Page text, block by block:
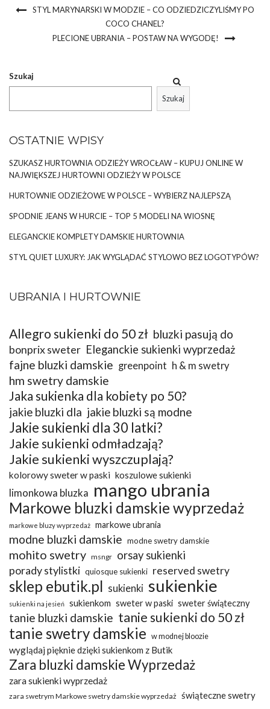
STYL MARYNARSKI W MODZIE – CO ODZIEDZICZYLIŚMY PO
COCO CHANEL?
PLECIONE UBRANIA – POSTAW NA WYGODĘ!
Szukaj
Szukaj
OSTATNIE WPISY
SZUKASZ HURTOWNIA ODZIEŻY WROCŁAW – KUPUJ ONLINE W
NAJWIĘKSZEJ HURTOWNI ODZIEŻY W POLSCE
HURTOWNIE ODZIEŻOWE W POLSCE – WYBIERZ NAJLEPSZĄ
SPODNIE JEANS W HURCIE – TOP 5 MODELI NA WIOSNĘ
ELEGANCKIE KOMPLETY DAMSKIE HURTOWNIA
STYL QUIET LUXURY: JAK WYGLĄDAĆ STYLOWO BEZ LOGOTYPÓW?
UBRANIA I HURTOWNIE
Allegro sukienki do 50 zł bluzki pasują do
bonprix sweter Eleganckie sukienki wyprzedaż
fajne bluzki damskie greenpoint h & m swetry
hm swetry damskie
Jaka sukienka dla kobiety po 50?
jakie bluzki dla jakie bluzki są modne
Jakie sukienki dla 30 latki?
Jakie sukienki odmładzają?
Jakie sukienki wyszczuplają?
kolorowy sweter w paski koszulowe sukienki
limonkowa bluzka mango ubrania
Markowe bluzki damskie wyprzedaż
markowe bluzy wyprzedaż markowe ubrania
modne bluzki damskie modne swetry damskie
mohito swetry msngr orsay sukienki
porady stylistki quiosque sukienki reserved swetry
sklep ebutik.pl sukienki sukienkie
sukienki na jesień sukienkom sweter w paski sweter świąteczny
tanie bluzki damskie tanie sukienki do 50 zł
tanie swetry damskie w modnej bloozie
wyglądaj pięknie dzięki sukienkom z Butik
Zara bluzki damskie Wyprzedaż
zara sukienki wyprzedaż
zara swetrym Markowe swetry damskie wyprzedaż świąteczne swetry